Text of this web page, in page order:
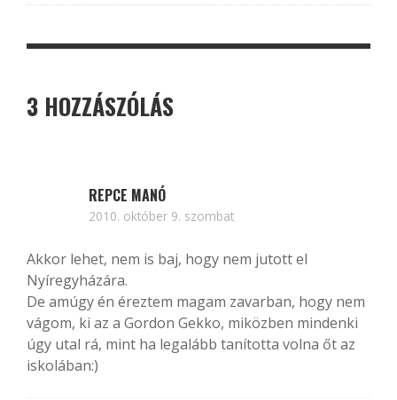
3 HOZZÁSZÓLÁS
REPCE MANÓ
2010. október 9. szombat
Akkor lehet, nem is baj, hogy nem jutott el
Nyíregyházára.
De amúgy én éreztem magam zavarban, hogy nem
vágom, ki az a Gordon Gekko, miközben mindenki
úgy utal rá, mint ha legalább tanította volna őt az
iskolában:)